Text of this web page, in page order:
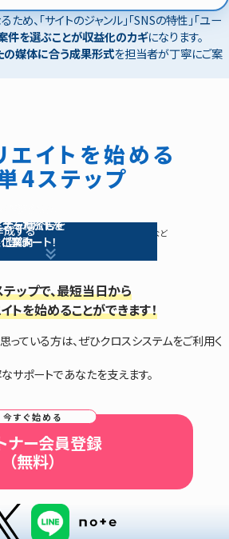
め、「サイトのジャンル」「SNSの特性」「ユー
件を選ぶことが収益化のカギになります。
の媒体に合う成果形式を担当者が丁寧にご案
エイトを始める
4ステップ
成する
ーサイトを
登録
った広告を
ご案内
を紹介して
スタート！
サイト・ブログ・SNSアカウント・動画サイトなど
ップで、最短当日から
トを始めることができます！
っている方は、ぜひクロスシステムをご利用く
サポートであなたを支えます。
ナー会員登録
（無料）